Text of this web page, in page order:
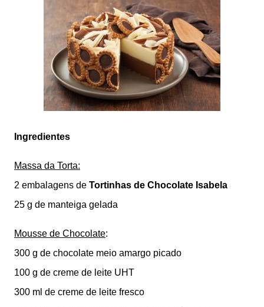
Ingredientes
Massa da Torta:
2 embalagens de Tortinhas de Chocolate Isabela
25 g de manteiga gelada
Mousse de Chocolate:
300 g de chocolate meio amargo picado
100 g de creme de leite UHT
300 ml de creme de leite fresco